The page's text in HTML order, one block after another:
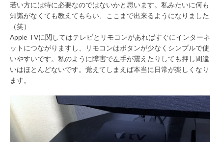
若い方には特に必要なのではないかと思います。私みたいに何も
知識がなくても教えてもらい、ここまで出来るようになりました
（笑）
Apple TVに関してはテレビとリモコンがあればすぐにインターネ
ットにつながりますし、リモコンはボタンが少なくシンプルで使
いやすいです。私のように障害で左手が震えたりしても押し間違
いはほとんどないです。覚えてしまえば本当に日常が楽しくなり
ます。